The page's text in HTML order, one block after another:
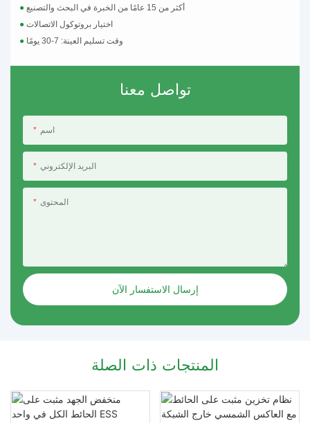
●
أكثر من 15 عامًا من الخبرة في البحث والتصنيع
●اختيار بروتوكول الاتصالات
●
وقت تسليم العينة: 7-30 يومًا
تواصل معنا
اسم
البريد الإلكتروني
المحتوى
إرسال الاستفسار الآن
المنتجات ذات الصلة